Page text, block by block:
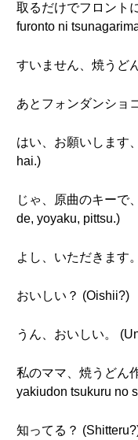
取るだけでフロント
furonto ni
すいません、焼うど
あとフォンダンショ
はい、お願いします
hai.)
じゃ、原曲のキーで
de, yoyaku, pittsu.)
よし、いただきます
おいしい？ (Oishii?)
うん、おいしい。
私のママ、焼うどん
yakiudon tsukuru no
知ってる？